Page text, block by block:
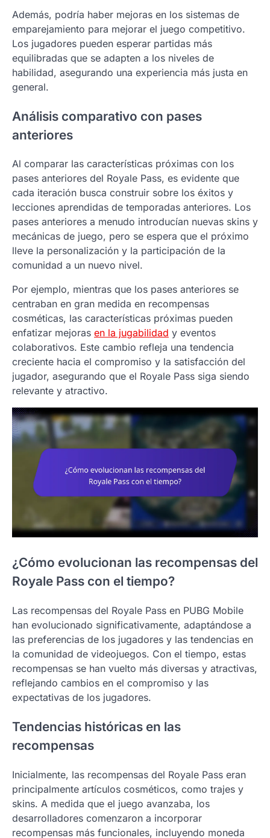
Además, podría haber mejoras en los sistemas de
emparejamiento para mejorar el juego competitivo.
Los jugadores pueden esperar partidas más
equilibradas que se adapten a los niveles de
habilidad, asegurando una experiencia más justa en
general.
Análisis comparativo con pases
anteriores
Al comparar las características próximas con los
pases anteriores del Royale Pass, es evidente que
cada iteración busca construir sobre los éxitos y
lecciones aprendidas de temporadas anteriores. Los
pases anteriores a menudo introducían nuevas skins y
mecánicas de juego, pero se espera que el próximo
lleve la personalización y la participación de la
comunidad a un nuevo nivel.
Por ejemplo, mientras que los pases anteriores se
centraban en gran medida en recompensas
cosméticas, las características próximas pueden
enfatizar mejoras en la jugabilidad y eventos
colaborativos. Este cambio refleja una tendencia
creciente hacia el compromiso y la satisfacción del
jugador, asegurando que el Royale Pass siga siendo
relevante y atractivo.
¿Cómo evolucionan las recompensas del
Royale Pass con el tiempo?
Las recompensas del Royale Pass en PUBG Mobile
han evolucionado significativamente, adaptándose a
las preferencias de los jugadores y las tendencias en
la comunidad de videojuegos. Con el tiempo, estas
recompensas se han vuelto más diversas y atractivas,
reflejando cambios en el compromiso y las
expectativas de los jugadores.
Tendencias históricas en las
recompensas
Inicialmente, las recompensas del Royale Pass eran
principalmente artículos cosméticos, como trajes y
skins. A medida que el juego avanzaba, los
desarrolladores comenzaron a incorporar
recompensas más funcionales, incluyendo moneda